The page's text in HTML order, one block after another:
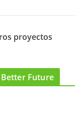
proyectos
Future